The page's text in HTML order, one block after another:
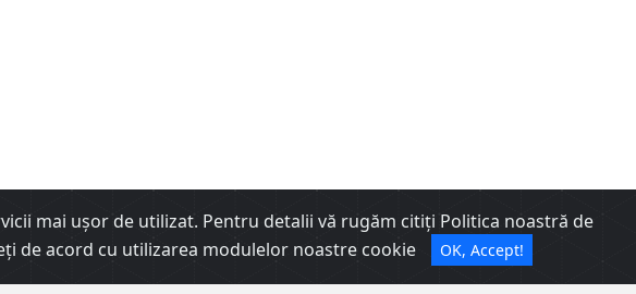
mai uşor de utilizat. Pentru detalii vă rugăm citiți Politica noastră de
de acord cu utilizarea modulelor noastre cookie
OK, Accept!